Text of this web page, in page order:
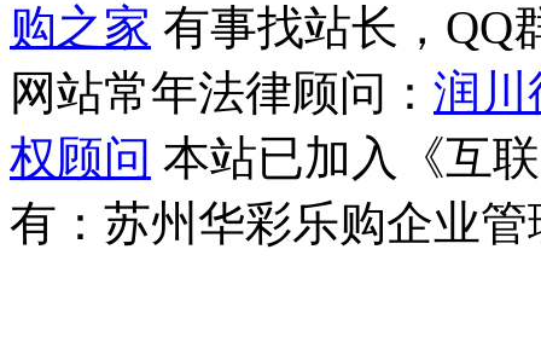
购之家 有事找站长，QQ
网站常年法律顾问： 润川
权顾问 本站已加入《互
有：苏州华彩乐购企业